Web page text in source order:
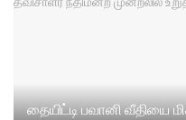
தையிட்டி பவானி வீதியை